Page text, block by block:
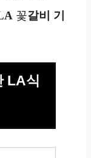
꽃갈비
기
LA식